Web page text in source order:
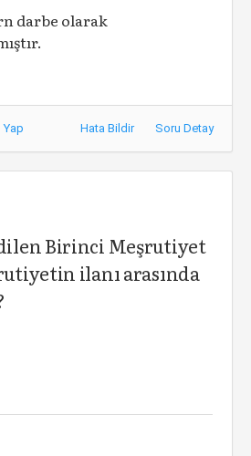
darbe olarak
Yap Hata Bildir Soru Detay
Birinci Meşrutiyet
ilanı arasında